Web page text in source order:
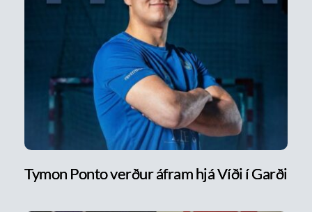
Tymon Ponto verður áfram hjá Víði í Garði